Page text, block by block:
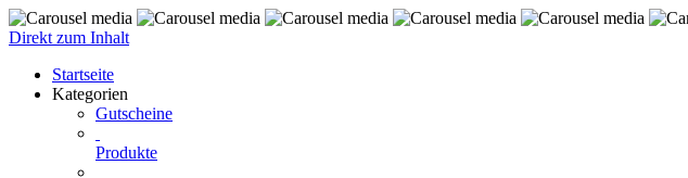
Direkt zum Inhalt
Startseite
Kategorien
Gutscheine
Produkte